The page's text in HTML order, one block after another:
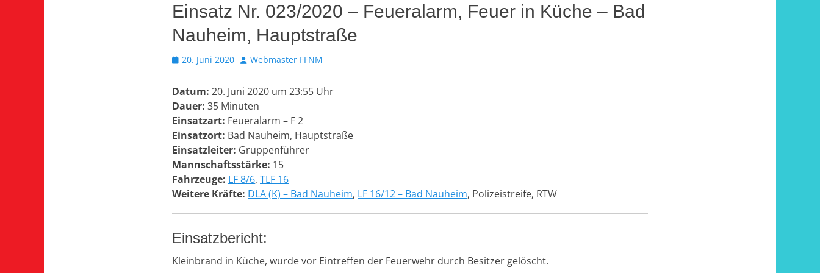
Einsatz Nr. 023/2020 – Feueralarm, Feuer in Küche – Bad
Nauheim, Hauptstraße
Veröffentlicht
20. Juni 2020 AutorWebmaster FFNM
Datum: 20. Juni 2020 um 23:55 Uhr
Dauer: 35 Minuten
Einsatzart: Feueralarm – F 2
Einsatzort: Bad Nauheim, Hauptstraße
Einsatzleiter: Gruppenführer
Mannschaftsstärke: 15
Fahrzeuge: LF 8/6, TLF 16
Weitere Kräfte: DLA (K) – Bad Nauheim, LF 16/12 – Bad Nauheim, Polizeistreife, RTW
Einsatzbericht:
Kleinbrand in Küche, wurde vor Eintreffen der Feuerwehr durch Besitzer gelöscht.